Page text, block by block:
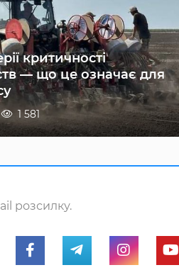
критичності
— що це означає для
1 581
розсилку.